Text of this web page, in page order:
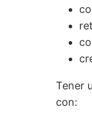
Tener
con: